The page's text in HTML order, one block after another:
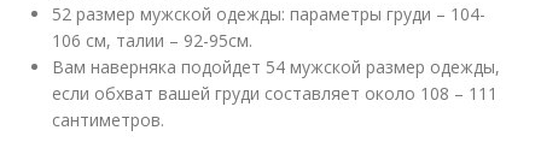
52 размер мужской одежды: параметры груди – 104-
106 см, талии – 92-95см.
Вам наверняка подойдет 54 мужской размер одежды,
если обхват вашей груди составляет около 108 – 111
сантиметров.